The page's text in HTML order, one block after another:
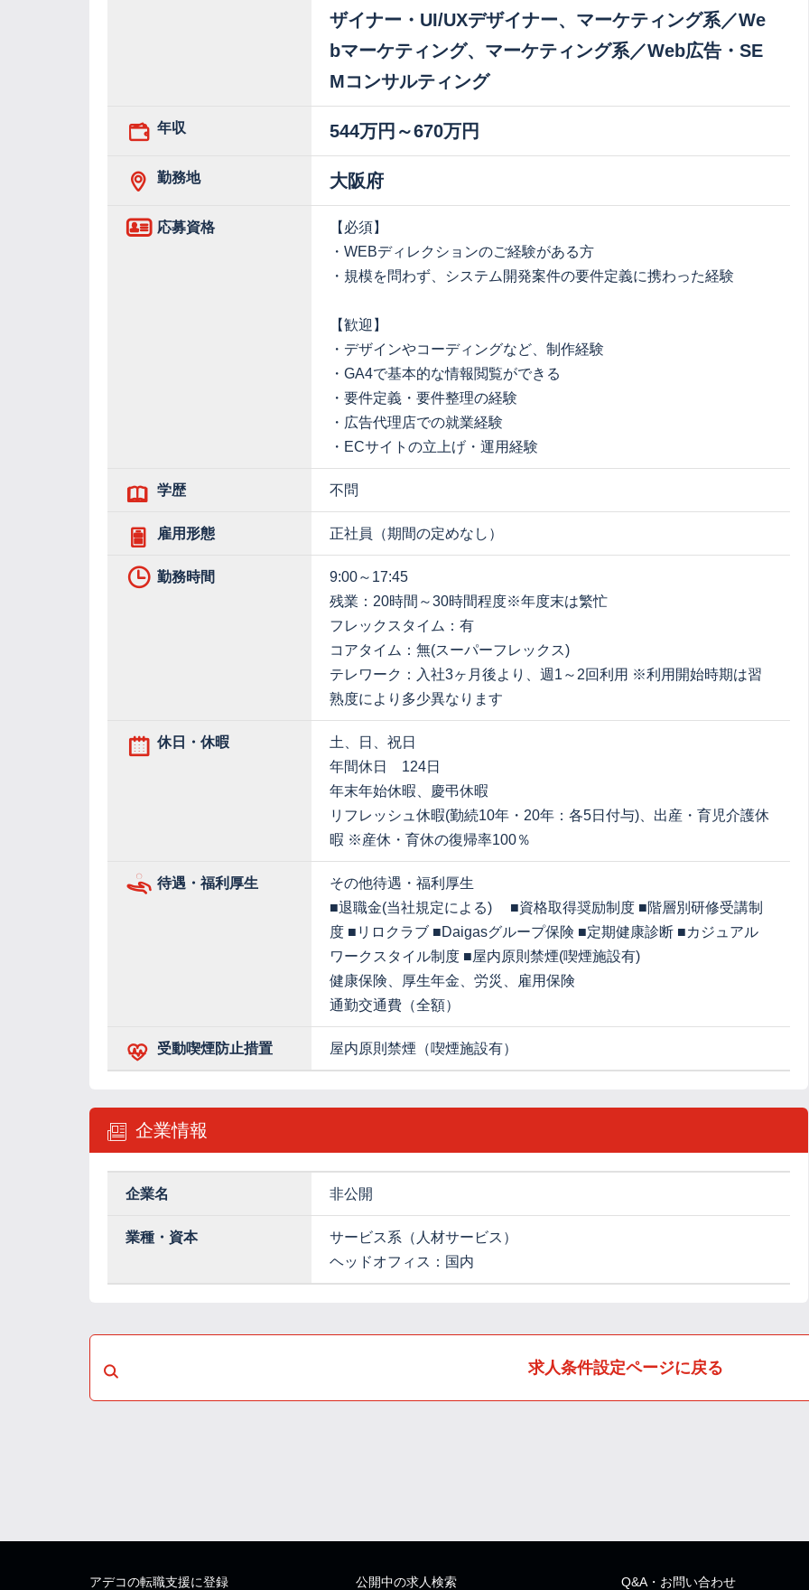
ザイナー・UI/UXデザイナー、マーケティング系／We
bマーケティング、マーケティング系／Web広告・SE
Mコンサルティング
年収 544万円～670万円
勤務地 大阪府
応募資格
【必須】
・WEBディレクションのご経験がある方
・規模を問わず、システム開発案件の要件定義に携わった経験
【歓迎】
・デザインやコーディングなど、制作経験
・GA4で基本的な情報閲覧ができる
・要件定義・要件整理の経験
・広告代理店での就業経験
・ECサイトの立上げ・運用経験
学歴 不問
雇用形態 正社員（期間の定めなし）
勤務時間
9:00～17:45
残業：20時間～30時間程度※年度末は繁忙
フレックスタイム：有
コアタイム：無(スーパーフレックス)
テレワーク：入社3ヶ月後より、週1～2回利用 ※利用開始時期は習
熟度により多少異なります
休日・休暇
土、日、祝日
年間休日 124日
年末年始休暇、慶弔休暇
リフレッシュ休暇(勤続10年・20年：各5日付与)、出産・育児介護休
暇 ※産休・育休の復帰率100％
待遇・福利厚生
その他待遇・福利厚生
■退職金(当社規定による) ■資格取得奨励制度 ■階層別研修受講制
度 ■リロクラブ ■Daigasグループ保険 ■定期健康診断 ■カジュアル
ワークスタイル制度 ■屋内原則禁煙(喫煙施設有)
健康保険、厚生年金、労災、雇用保険
通勤交通費（全額）
受動喫煙防止措置 屋内原則禁煙（喫煙施設有）
企業情報
企業名 非公開
業種・資本
サービス系（人材サービス）
ヘッドオフィス：国内
求人条件設定ページに戻る
アデコの転職支援に登録 公開中の求人検索 Q&A・お問い合わせ